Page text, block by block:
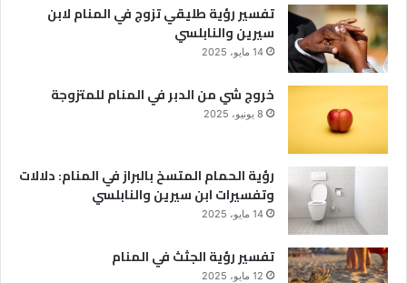
تفسير رؤية طليقي تزوج في المنام لابن
سيرين والنابلسي
14 مايو، 2025
خروج شي من الدبر في المنام للمتزوجة
8 يونيو، 2025
رؤية الحمام المتسخ بالبراز في المنام: دلالات
وتفسيرات ابن سيرين والنابلسي
14 مايو، 2025
تفسير رؤية الجثث في المنام
12 مايو، 2025